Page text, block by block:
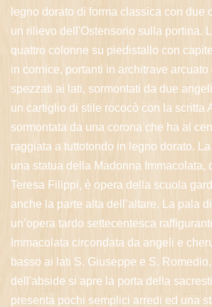
legno dorato di forma classica con due
un rilievo dell'Ostensorio sulla portina.
quattro colonne su piedistallo con
in cornice, portanti in architrave arcuato
spezzati ai lati, sormontati da due
un cartiglio di stile rococò con la scritta
sormontata da una corona che ha al
raggiata a tuttotondo in legno dorato.
una statua della Madonna Immacolata,
Teresa Filippi, è opera della scuola
anche la parte alta dell’altare. La pala
un’opera tardo settecentesca
Immacolata circondata da angeli e
basso ai lati S. Giuseppe e S.
dell'abside si apre la porta della
presenta pochi semplici arredi ed una